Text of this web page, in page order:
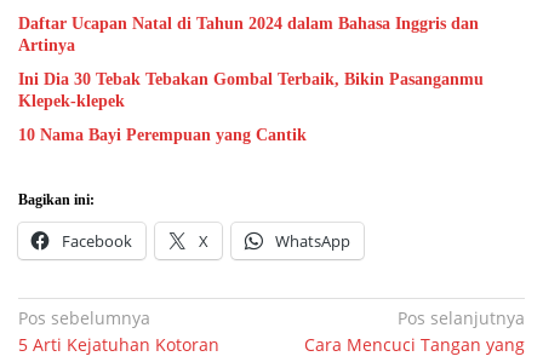
Daftar Ucapan Natal di Tahun 2024 dalam Bahasa Inggris dan
Artinya
Ini Dia 30 Tebak Tebakan Gombal Terbaik, Bikin Pasanganmu
Klepek-klepek
10 Nama Bayi Perempuan yang Cantik
Bagikan ini:
Facebook X WhatsApp
Navigasi
pos
Pos sebelumnya
5 Arti Kejatuhan Kotoran
Pos selanjutnya
Cara Mencuci Tangan yang